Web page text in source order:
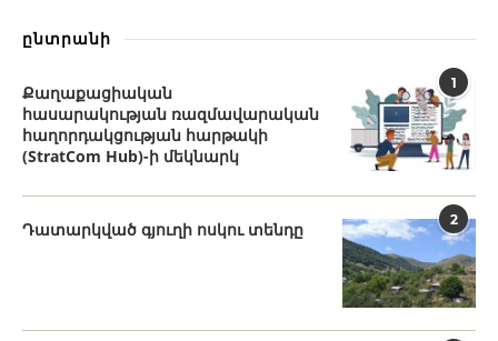
ընտրանի
1
Քաղաքացիական
հասարակության ռազմավարական
հաղորդակցության հարթակի
(StratCom Hub)-ի մեկնարկ
2
Դատարկված գյուղի ոսկու տենդը